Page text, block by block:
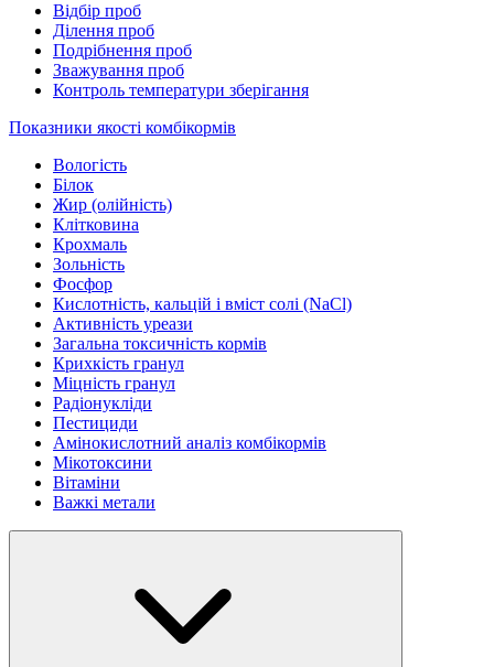
Відбір проб
Ділення проб
Подрібнення проб
Зважування проб
Контроль температури зберігання
Показники якості комбікормів
Вологість
Білок
Жир (олійність)
Клітковина
Крохмаль
Зольність
Фосфор
Кислотність, кальцій і вміст солі (NaCl)
Активність уреази
Загальна токсичність кормів
Крихкість гранул
Міцність гранул
Радіонукліди
Пестициди
Амінокислотний аналіз комбікормів
Мікотоксини
Вітаміни
Важкі метали